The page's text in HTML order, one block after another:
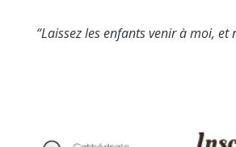
“Laissez les enfants venir à moi,